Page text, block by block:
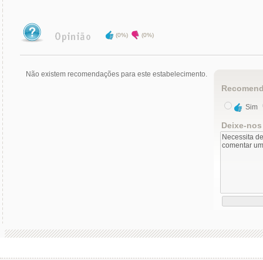
(0%) (0%)
Não existem recomendações para este estabelecimento.
Sim
Deixe-